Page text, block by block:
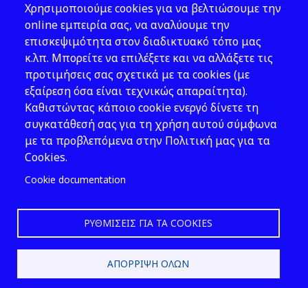
Νομοθεσία
Εκδόσεις
Νέα - Εκδηλώσεις
Ακολουθήστε μας
Χρησιμοποιούμε cookies για να βελτιώσουμε την
online εμπειρία σας, να αναλύουμε την
επισκεψιμότητα στον διαδικτυακό τόπο μας
κ.λπ. Μπορείτε να επιλέξετε και να αλλάξετε τις
προτιμήσεις σας σχετικά με τα cookies (με
εξαίρεση όσα είναι τεχνικώς απαραίτητα).
Καθιστώντας κάποιο cookie ενεργό δίνετε τη
συγκατάθεσή σας για τη χρήση αυτού σύμφωνα
με τα προβλεπόμενα στην Πολιτική μας για τα
Cookies.
Cookie documentation
ΡΥΘΜΊΣΕΙΣ ΓΙΑ ΤΑ COOKIES
ΑΠΌΡΡΙΨΗ ΌΛΩΝ
2026 © ΕΛ.ΙΝ.Υ.Α.Ε.
Design & Development by